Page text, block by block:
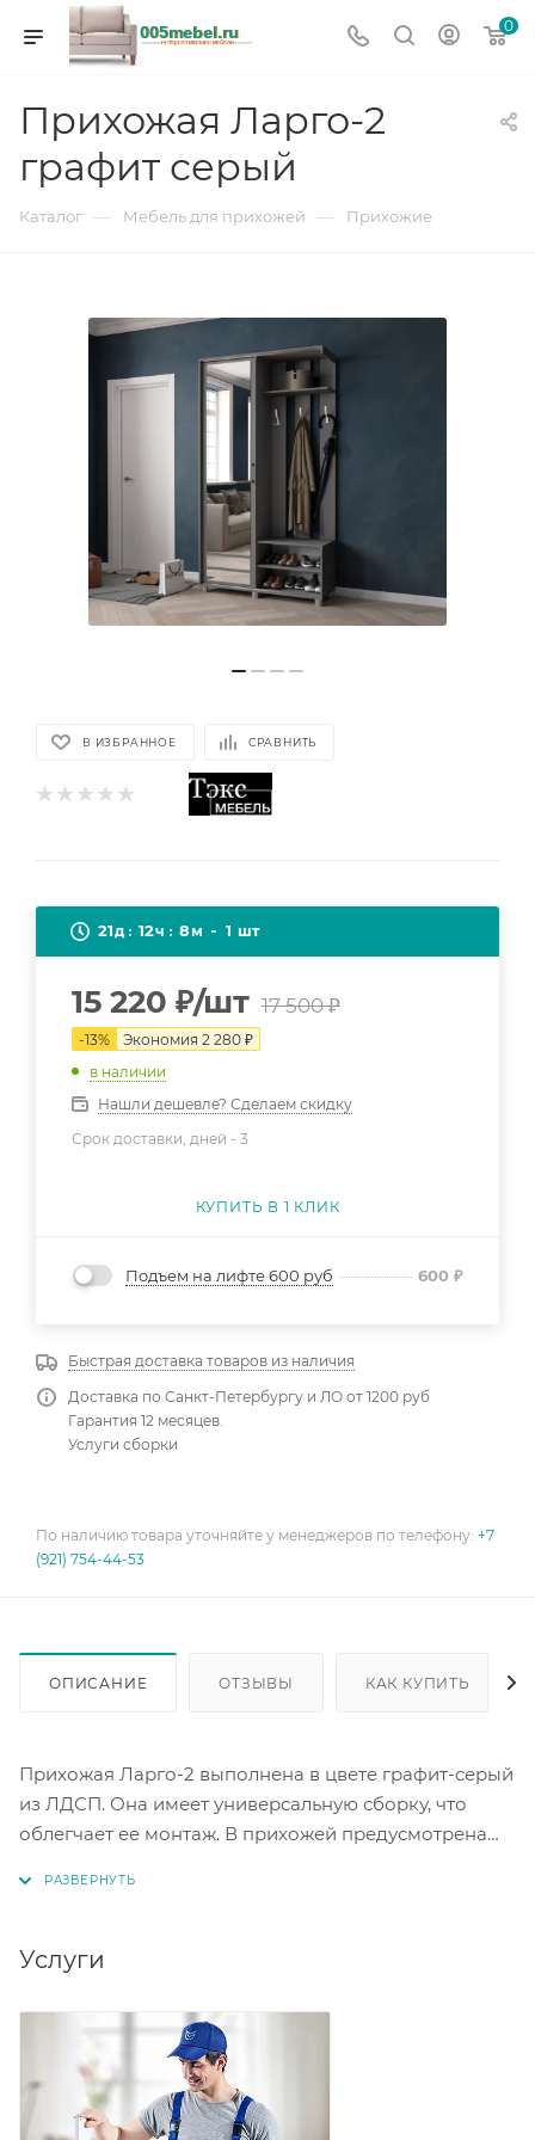
0
Прихожая Ларго-2
графит серый
Каталог — Мебель для прихожей — Прихожие
В ИЗБРАННОЕ СРАВНИТЬ
21д 12ч 8м 1 шт
15 220 ₽/шт 17 500₽
-13% Экономия 2 280 ₽
в наличии
Нашли дешевле? Сделаем скидку
Срок доставки, дней - 3
КУПИТЬ В 1 КЛИК
Подъем на лифте 600 руб 600 ₽
Быстрая доставка товаров из наличия
Доставка по Санкт-Петербургу и ЛО от 1200 руб
Гарантия 12 месяцев.
Услуги сборки
По наличию товара уточняйте у менеджеров по телефону: +7
(921) 754-44-53
ОПИСАНИЕ ОТЗЫВЫ КАК КУПИТЬ
Прихожая Ларго-2 выполнена в цвете графит-серый
из ЛДСП. Она имеет универсальную сборку, что
облегчает ее монтаж. В прихожей предусмотрена
Услуги